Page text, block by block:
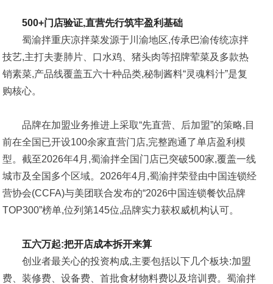
500+门店验证,直营先行筑牢盈利基础
蜀渝拌重庆凉拌菜发源于川渝地区,传承巴渝传统凉拌
技艺,主打夫妻肺片、口水鸡、猪头肉等招牌荤菜及多款热
销素菜,产品线覆盖五六十种品类,秘制酱料“灵魂料汁”是复
购核心。
品牌在加盟业务推进上采取“先直营、后加盟”的策略,目
前在全国已开设100余家直营门店,完整跑通了单店盈利模
型。截至2026年4月,蜀渝拌全国门店已突破500家,覆盖一线
城市及全国多个区域。2026年4月,蜀渝拌荣登由中国连锁经
营协会(CCFA)与美团联合发布的“2026中国连锁餐饮品牌
TOP300”榜单,位列第145位,品牌实力获权威机构认可。
五六万起:把开店成本拆开来算
创业者最关心的投资构成,主要包括以下几个板块:加盟
费、装修费、设备费、首批食材物料费以及培训费。蜀渝拌